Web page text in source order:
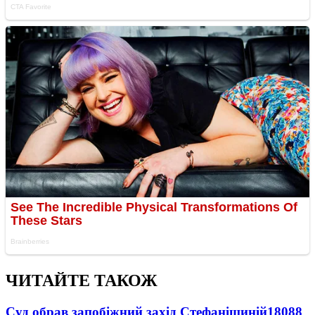
ЧИТАЙТЕ ТАКОЖ
Суд обрав запобіжний захід Стефанішиній18088